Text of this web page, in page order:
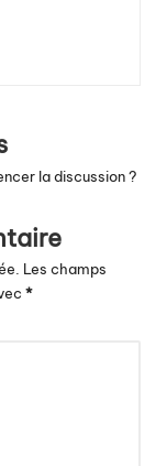
la discussion ?
Les champs
*